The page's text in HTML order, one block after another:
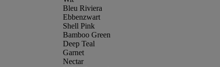
Bleu Riviera
Ebbenzwart
Shell Pink
Bamboo Green
Deep Teal
Garnet
Nectar